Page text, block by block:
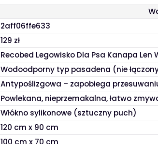
2aff06ffe633
129 zł
Recobed Legowisko Dla Psa Kanapa Len
Wodoodporny typ pasadena (nie
Antypoślizgowa – zapobiega
Powlekana, nieprzemakalna, łatwo
Włókno sylikonowe (sztuczny puch)
120 cm x 90 cm